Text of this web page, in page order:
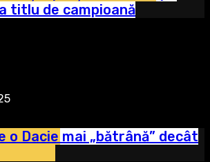
titlu de campioană
o Dacie mai „bătrână” decât